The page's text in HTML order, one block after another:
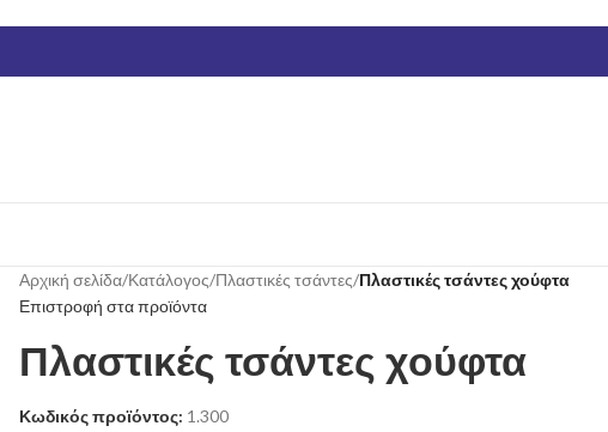
Αρχική σελίδα/Κατάλογος/Πλαστικές τσάντες/Πλαστικές τσάντες χούφτα
Επιστροφή στα προϊόντα
Πλαστικές τσάντες χούφτα
Κωδικός προϊόντος: 1.300